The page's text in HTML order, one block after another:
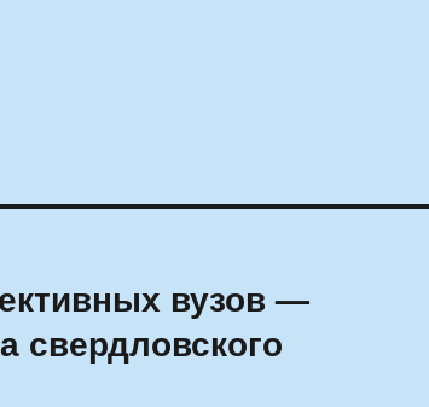
вузов —
свердловского